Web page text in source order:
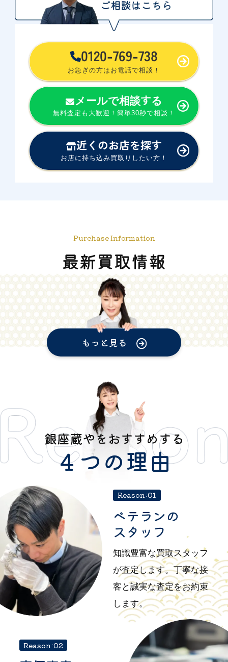
0120-769-738
お急ぎの方はお電話で相談！
メールで相談する
無料査定も大歓迎！簡単30秒で相談！
近くのお店を探す
お店に持ち込み買取りしたい方！
Purchase Information
最新買取情報
もっと見る
銀座蔵やをおすすめする
４つの理由
Reason:01
ベテランの
スタッフ
知識豊富な買取スタッフ
が査定します。丁寧な接
客と誠実な査定をお約束
します。
Reason:02